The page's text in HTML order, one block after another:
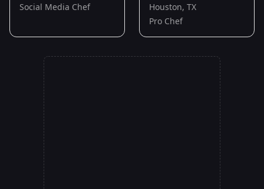
Social Media Chef
Houston, TX
Pro Chef